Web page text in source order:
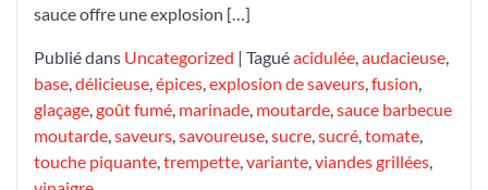
sauce offre une explosion […]
Publié dans Uncategorized | Taguéacidulée,audacieuse,
base,délicieuse,épices,explosion de saveurs,fusion,
glaçage,goût fumé, marinade, moutarde,sauce barbecue
moutarde,saveurs,savoureuse,sucre,sucré,tomate,
touche piquante,trempette,variante,viandes grillées,